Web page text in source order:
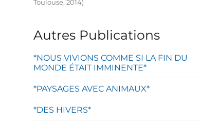
Toulouse, 2014)
Autres Publications
*NOUS VIVIONS COMME SI LA FIN DU
MONDE ÉTAIT IMMINENTE*
*PAYSAGES AVEC ANIMAUX*
*DES HIVERS*